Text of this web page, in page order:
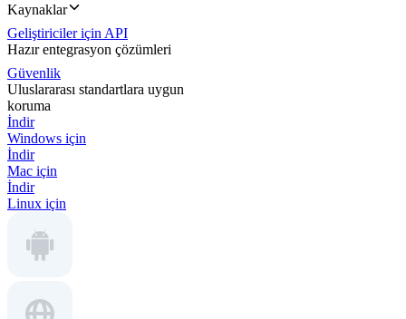
Kaynaklar
Geliştiriciler için API
Hazır entegrasyon çözümleri
Güvenlik
Uluslararası standartlara uygun
koruma
İndir
Windows için
İndir
Mac için
İndir
Linux için